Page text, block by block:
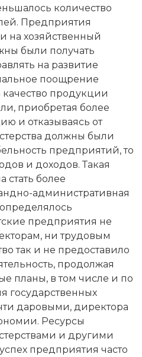
и организации
движения
история
дисциплины
количество
Предприятия
на хозяйственный
были получать
на развитие
поощрение
продукции
приобретая более
и отказываясь от
должны были
предприятий, то
и доходов. Такая
стать более
административная
предприятия не
ни трудовым
так и не предоставило
продолжая
планы, в том числе и по
государственных
даровыми, директора
Ресурсы
и другими
предприятия часто